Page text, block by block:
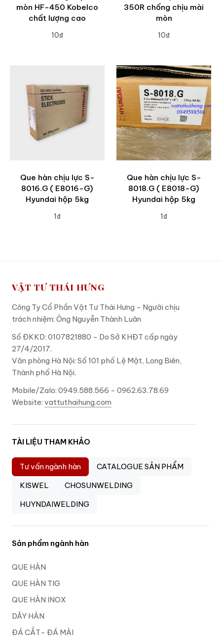
mòn HF-450 Kobelco
chất lượng cao
10₫
350R chống chịu mài
mòn
10₫
Que hàn chịu lực S-
8016.G ( E8016-G)
Hyundai hộp 5kg
1₫
Que hàn chịu lực S-
8018.G ( E8018-G)
Hyundai hộp 5kg
1₫
VẬT TƯ THÁI HƯNG
Công Ty Cổ Phần Vật Tư Thái Hưng - Người chịu
trách nhiệm: Ông Nguyễn Thành Luân
Số ĐKKD: 0107821880 - Do Sở KHĐT cấp ngày
27/4/2017.
Văn phòng Hà Nội: Số 101 phố Lệ Mật, Long Biên,
Thành phố Hà Nội.
Mobile/Zalo: 0949.588.566 - 0962.63.78.69
Website: vattuthaihung.com
TÀI LIỆU THAM KHẢO
Tư vấn ngành hàn
CATALOGUE SẢN PHẨM
KISWEL
CHOSUNWELDING
HUYNDAIWELDING
Sản phẩm ngành hàn
QUE HÀN
QUE HÀN TIG
QUE HÀN INOX
DÂY HÀN
ĐÁ CẮT- ĐÁ MÀI